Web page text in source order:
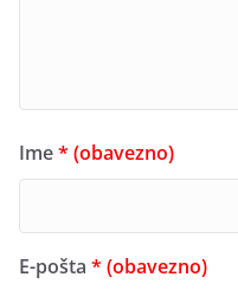
Ime* (obavezno)
E-pošta * (obavezno)